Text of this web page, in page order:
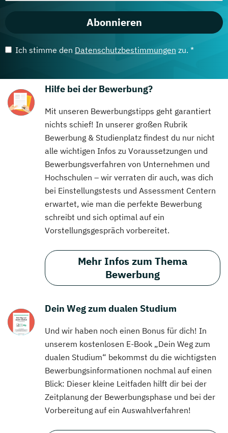
Abonnieren
Ich stimme den Datenschutzbestimmungen zu. *
Hilfe bei der Bewerbung?
Mit unseren Bewerbungstipps geht garantiert
nichts schief! In unserer großen Rubrik
Bewerbung & Studienplatz findest du nur nicht
alle wichtigen Infos zu Voraussetzungen und
Bewerbungsverfahren von Unternehmen und
Hochschulen – wir verraten dir auch, was dich
bei Einstellungstests und Assessment Centern
erwartet, wie man die perfekte Bewerbung
schreibt und sich optimal auf ein
Vorstellungsgespräch vorbereitet.
Mehr Infos zum Thema
Bewerbung
Dein Weg zum dualen Studium
Und wir haben noch einen Bonus für dich! In
unserem kostenlosen E-Book „Dein Weg zum
dualen Studium“ bekommst du die wichtigsten
Bewerbungsinformationen nochmal auf einen
Blick: Dieser kleine Leitfaden hilft dir bei der
Zeitplanung der Bewerbungsphase und bei der
Vorbereitung auf ein Auswahlverfahren!